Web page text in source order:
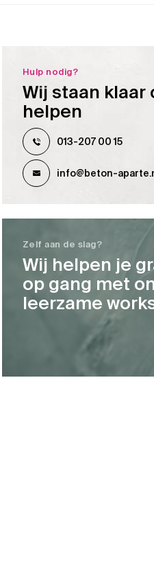
Hulp nodig?
Wij staan klaar
helpen
013-207 00 15
info@beton-
Zelf aan de slag?
Wij helpen je
op gang met
leerzame